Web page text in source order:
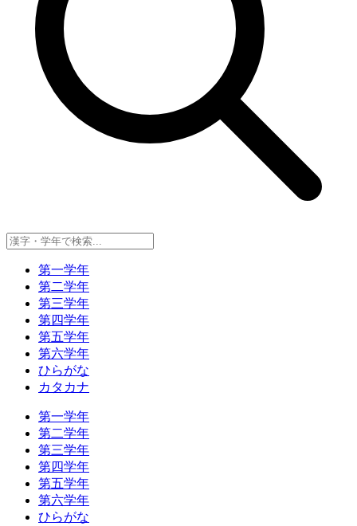
第一学年
第二学年
第三学年
第四学年
第五学年
第六学年
ひらがな
カタカナ
第一学年
第二学年
第三学年
第四学年
第五学年
第六学年
ひらがな